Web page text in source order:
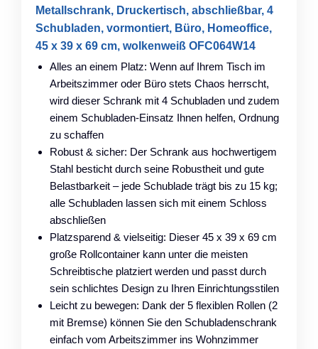
Metallschrank, Druckertisch, abschließbar, 4
Schubladen, vormontiert, Büro, Homeoffice,
45 x 39 x 69 cm, wolkenweiß OFC064W14
Alles an einem Platz: Wenn auf Ihrem Tisch im
Arbeitszimmer oder Büro stets Chaos herrscht,
wird dieser Schrank mit 4 Schubladen und zudem
einem Schubladen-Einsatz Ihnen helfen, Ordnung
zu schaffen
Robust & sicher: Der Schrank aus hochwertigem
Stahl besticht durch seine Robustheit und gute
Belastbarkeit – jede Schublade trägt bis zu 15 kg;
alle Schubladen lassen sich mit einem Schloss
abschließen
Platzsparend & vielseitig: Dieser 45 x 39 x 69 cm
große Rollcontainer kann unter die meisten
Schreibtische platziert werden und passt durch
sein schlichtes Design zu Ihren Einrichtungsstilen
Leicht zu bewegen: Dank der 5 flexiblen Rollen (2
mit Bremse) können Sie den Schubladenschrank
einfach vom Arbeitszimmer ins Wohnzimmer